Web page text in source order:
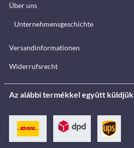
Über uns
Unternehmensgeschichte
Versandinformationen
Widerrufsrecht
Az alábbi termékkel együtt küldjük